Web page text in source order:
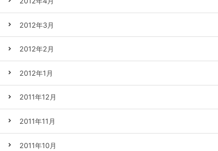
2012年3月
2012年2月
2012年1月
2011年12月
2011年11月
2011年10月